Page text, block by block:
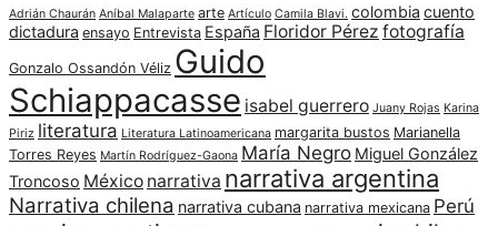
Adrián Chaurán Aníbal Malaparte arte Artículo Camila Blavi. colombia cuento
dictadura ensayo Entrevista España Floridor Pérez fotografía
Gonzalo Ossandón Véliz Guido
Schiappacasse isabel guerrero Juany Rojas Karina
Piriz literatura Literatura Latinoamericana margarita bustos Marianella
Torres Reyes Martín Rodríguez-Gaona María Negro Miguel González
Troncoso México narrativa narrativa argentina
Narrativa chilena narrativa cubana narrativa mexicana Perú